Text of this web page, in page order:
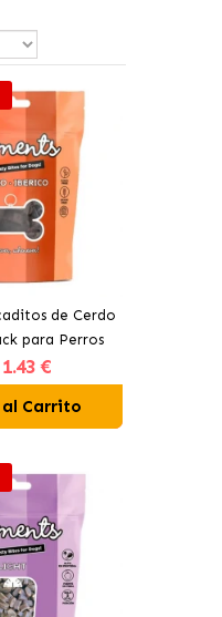
de Cerdo
para Perros
1.43 €
Carrito